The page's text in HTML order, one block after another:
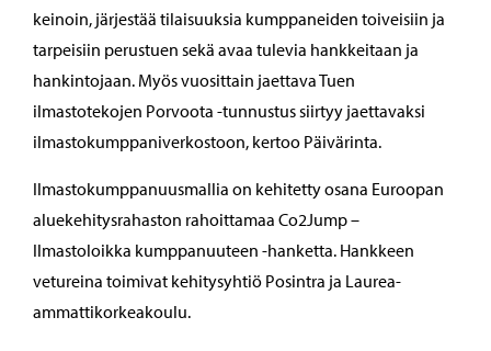
keinoin, järjestää tilaisuuksia kumppaneiden toiveisiin ja
tarpeisiin perustuen sekä avaa tulevia hankkeitaan ja
hankintojaan. Myös vuosittain jaettava Tuen
ilmastotekojen Porvoota -tunnustus siirtyy jaettavaksi
ilmastokumppaniverkostoon, kertoo Päivärinta.
Ilmastokumppanuusmallia on kehitetty osana Euroopan
aluekehitysrahaston rahoittamaa Co2Jump –
Ilmastoloikka kumppanuuteen -hanketta. Hankkeen
vetureina toimivat kehitysyhtiö Posintra ja Laurea-
ammattikorkeakoulu.